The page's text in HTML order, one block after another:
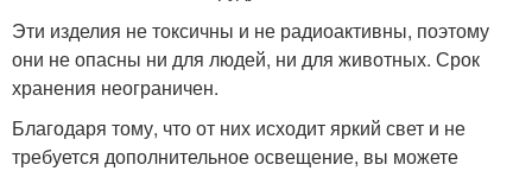
Эти изделия не токсичны и не радиоактивны, поэтому
они не опасны ни для людей, ни для животных. Срок
хранения неограничен.
Благодаря тому, что от них исходит яркий свет и не
требуется дополнительное освещение, вы можете